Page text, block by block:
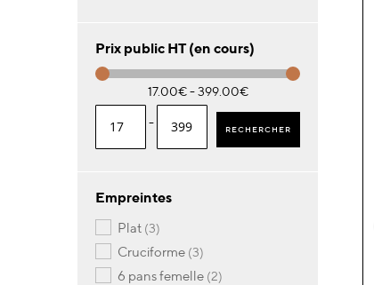
Prix public HT (en cours)
17.00€ - 399.00€
- RECHERCHER
Empreintes
plat 3articles
cruciforme 3articles
6 pans femelle 2articles